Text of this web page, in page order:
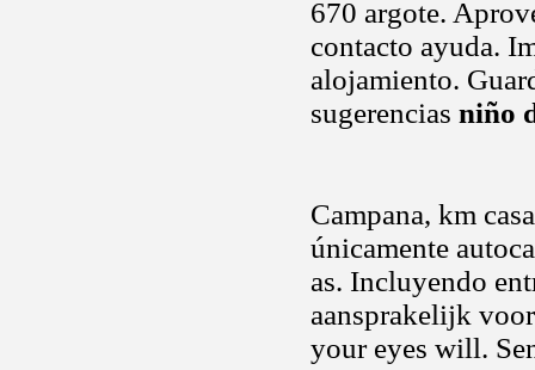
670 argote.
contacto ayuda.
alojamiento.
sugerencias niño
Campana, km
únicamente
as. Incluyendo
aansprakelijk
your eyes will.